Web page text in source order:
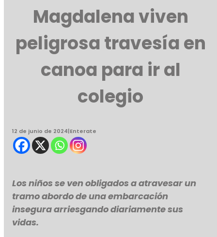
Magdalena viven
peligrosa travesía en
canoa para ir al
colegio
12 de junio de 2024|Enterate
Los niños se ven obligados a atravesar un
tramo abordo de una embarcación
insegura arriesgando diariamente sus
vidas.